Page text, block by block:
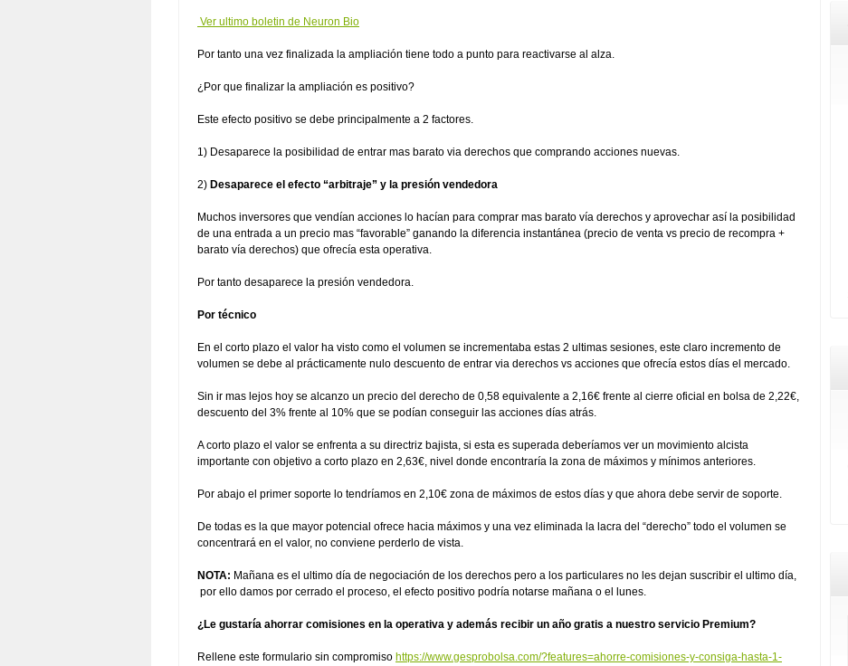
Ver ultimo boletin de Neuron Bio
Por tanto una vez finalizada la ampliación tiene todo a punto para reactivarse al alza.
¿Por que finalizar la ampliación es positivo?
Este efecto positivo se debe principalmente a 2 factores.
1) Desaparece la posibilidad de entrar mas barato via derechos que comprando acciones nuevas.
2) Desaparece el efecto “arbitraje” y la presión vendedora
Muchos inversores que vendían acciones lo hacían para comprar mas barato vía derechos y aprovechar así la posibilidad
de una entrada a un precio mas “favorable” ganando la diferencia instantánea (precio de venta vs precio de recompra +
barato vía derechos) que ofrecía esta operativa.
Por tanto desaparece la presión vendedora.
Por técnico
En el corto plazo el valor ha visto como el volumen se incrementaba estas 2 ultimas sesiones, este claro incremento de
volumen se debe al prácticamente nulo descuento de entrar via derechos vs acciones que ofrecía estos días el mercado.
Sin ir mas lejos hoy se alcanzo un precio del derecho de 0,58 equivalente a 2,16€ frente al cierre oficial en bolsa de 2,22€,
descuento del 3% frente al 10% que se podían conseguir las acciones días atrás.
A corto plazo el valor se enfrenta a su directriz bajista, si esta es superada deberíamos ver un movimiento alcista
importante con objetivo a corto plazo en 2,63€, nivel donde encontraría la zona de máximos y mínimos anteriores.
Por abajo el primer soporte lo tendríamos en 2,10€ zona de máximos de estos días y que ahora debe servir de soporte.
De todas es la que mayor potencial ofrece hacia máximos y una vez eliminada la lacra del “derecho” todo el volumen se
concentrará en el valor, no conviene perderlo de vista.
NOTA: Mañana es el ultimo día de negociación de los derechos pero a los particulares no les dejan suscribir el ultimo día,
por ello damos por cerrado el proceso, el efecto positivo podría notarse mañana o el lunes.
¿Le gustaría ahorrar comisiones en la operativa y además recibir un año gratis a nuestro servicio Premium?
Rellene este formulario sin compromiso https://www.gesprobolsa.com/?features=ahorre-comisiones-y-consiga-hasta-1-